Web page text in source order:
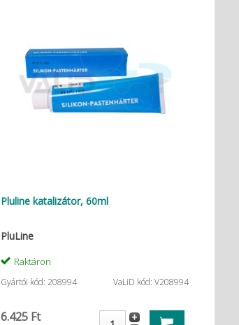
Pluline katalizátor, 60ml
PluLine
Raktáron
Gyártói kód: 208994 VaLiD kód: V208994
6.425 Ft